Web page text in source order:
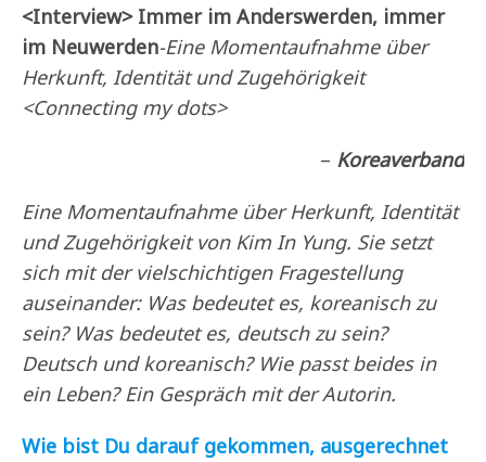
<Interview> Immer im Anderswerden, immer
im Neuwerden-Eine Momentaufnahme über
Herkunft, Identität und Zugehörigkeit
<Connecting my dots>
– Koreaverband
Eine Momentaufnahme über Herkunft, Identität
und Zugehörigkeit von Kim In Yung. Sie setzt
sich mit der vielschichtigen Fragestellung
auseinander: Was bedeutet es, koreanisch zu
sein? Was bedeutet es, deutsch zu sein?
Deutsch und koreanisch? Wie passt beides in
ein Leben? Ein Gespräch mit der Autorin.
Wie bist Du darauf gekommen, ausgerechnet